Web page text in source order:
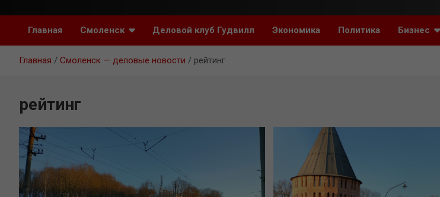
Главная Смоленск Деловой клуб Гудвилл Экономика Политика Бизнес
Главная Смоленск — деловые новости рейтинг
рейтинг